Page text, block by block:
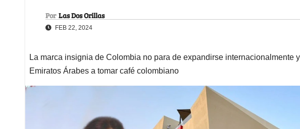
Por Las Dos Orillas
FEB 22, 2024
La marca insignia de Colombia no para de expandirse internacionalmente
Emiratos Árabes a tomar café colombiano